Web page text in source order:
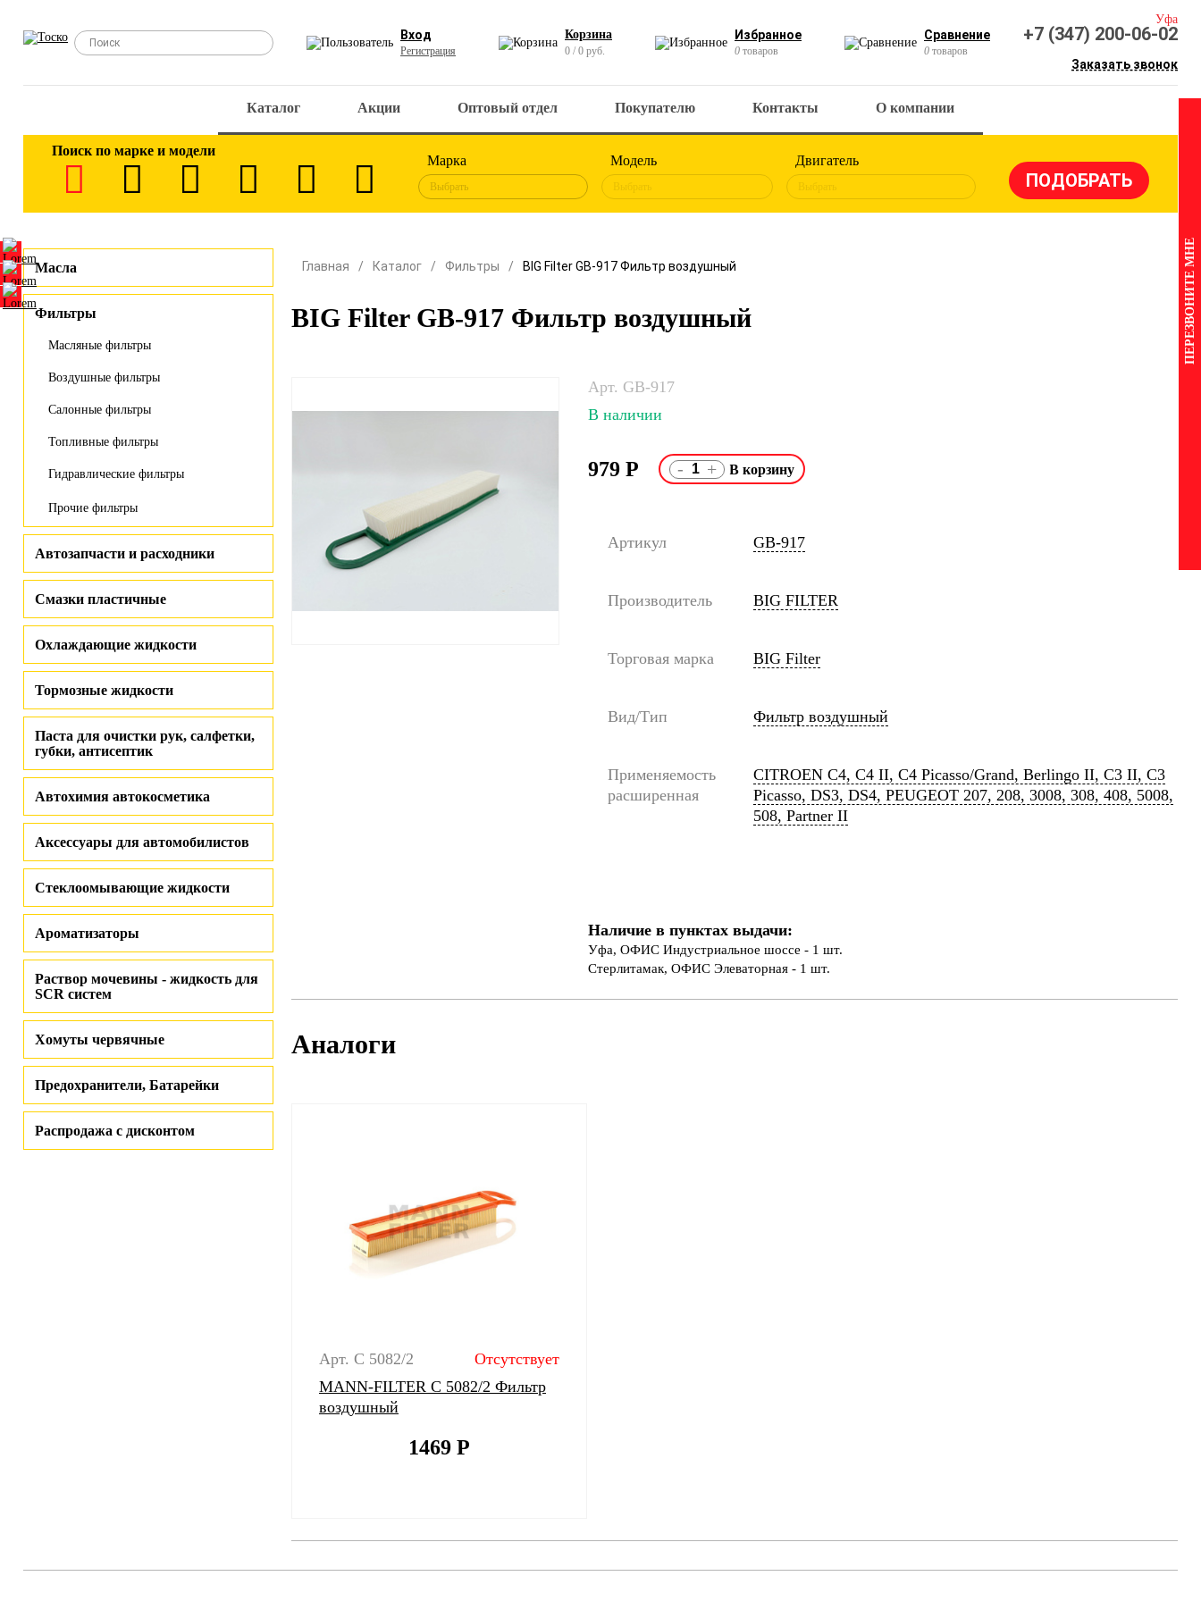
Вход
Регистрация
Корзина
0 / 0 руб.
Избранное
0 товаров
Сравнение
0 товаров
Уфа
+7 (347) 200-06-02
Заказать звонок
Каталог Акции Оптовый отдел Покупателю Контакты О компании
Поиск по марке и модели
Марка
Выбрать
Модель
Выбрать
Двигатель
Выбрать
Масла
Фильтры
Масляные фильтры
Воздушные фильтры
Салонные фильтры
Топливные фильтры
Гидравлические фильтры
Прочие фильтры
Автозапчасти и расходники
Смазки пластичные
Охлаждающие жидкости
Тормозные жидкости
Паста для очистки рук, салфетки,
губки, антисептик
Автохимия автокосметика
Аксессуары для автомобилистов
Стеклоомывающие жидкости
Ароматизаторы
Раствор мочевины - жидкость для
SCR систем
Хомуты червячные
Предохранители, Батарейки
Распродажа с дисконтом
Главная Каталог Фильтры BIG Filter GB-917 Фильтр воздушный
BIG Filter GB-917 Фильтр воздушный
Арт. GB-917
В наличии
979 Р - +
Артикул GB-917
Производитель BIG FILTER
Торговая марка BIG Filter
Вид/Тип Фильтр воздушный
Применяемость
расширенная
CITROEN C4, C4 II, C4 Picasso/Grand, Berlingo II, C3 II, C3
Picasso, DS3, DS4, PEUGEOT 207, 208, 3008, 308, 408, 5008,
508, Partner II
Наличие в пунктах выдачи:
Уфа, ОФИС Индустриальное шоссе - 1 шт.
Стерлитамак, ОФИС Элеваторная - 1 шт.
Аналоги
Арт. C 5082/2
Отсутствует
MANN-FILTER C 5082/2 Фильтр
воздушный
1469 Р
ПЕРЕЗВОНИТЕ МНЕ